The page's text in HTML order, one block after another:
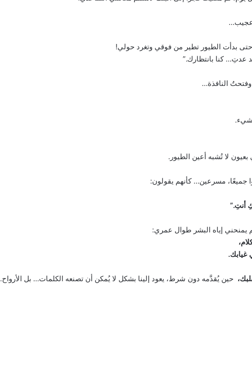
حتى بدأت الطيور تطير من فوقي وتغرد حولي!
عدتِ… كنا بانتظارك.”
النافذة…
شيء.
لا تُشبه أعين الطيور.
جميعًا، مسرعين… كأنهم يقولون:
أنتِ.”
يمنحني إياه البشر طوال عمري:
غيابك.
حين يُقدَّمه دون شرط، يعود إلينا بشكل لا يُمكن أن تصنعه الكلمات… بل الأرواح.